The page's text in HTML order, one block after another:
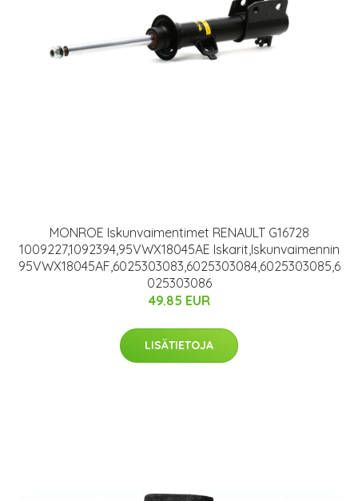
MONROE Iskunvaimentimet RENAULT G16728
1009227,1092394,95VWX18045AE Iskarit,Iskunvaimennin
95VWX18045AF,6025303083,6025303084,6025303085,6
025303086
49.85 EUR
LISÄTIETOJA